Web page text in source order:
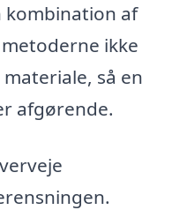
kombination af
ikke
så en
afgørende.